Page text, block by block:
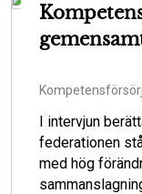
I intervjun
federationen
med hög